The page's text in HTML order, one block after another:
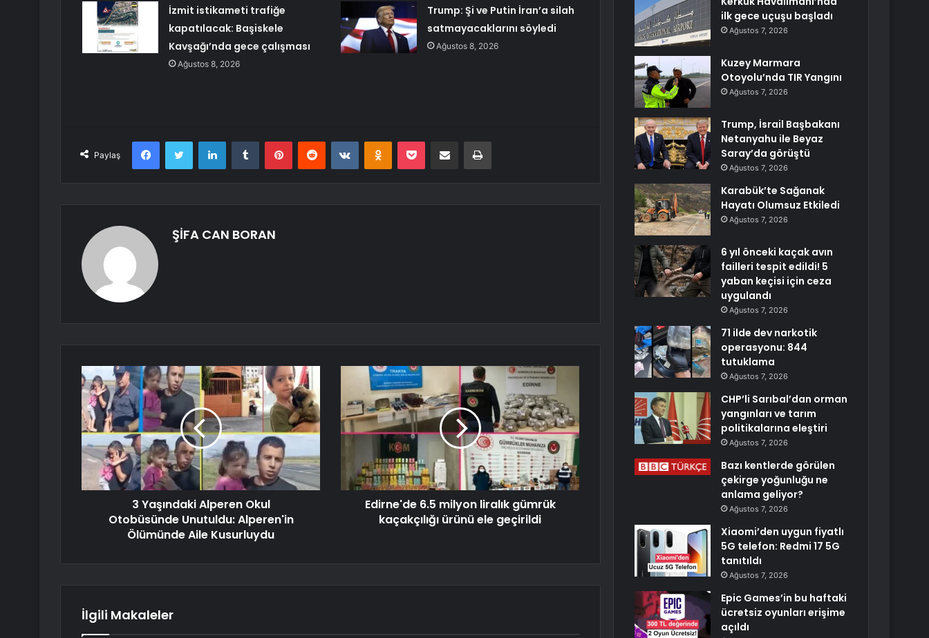
İzmit istikameti trafiğe
kapatılacak: Başiskele
Kavşağı’nda gece çalışması
Ağustos 8, 2026
Trump: Şi ve Putin İran’a silah
satmayacaklarını söyledi
Ağustos 8, 2026
Paylaş
FacebookTwitter LinkedInTumblr PinterestReddit VKontakteOdnoklassniki
Pocket E-Posta ile paylaş Yazdır
ŞİFA CAN BORAN
3 Yaşındaki Alperen Okul
Otobüsünde Unutuldu: Alperen'in
Ölümünde Aile Kusurluydu
Edirne'de 6.5 milyon liralık gümrük
kaçakçılığı ürünü ele geçirildi
İlgili Makaleler
ilk gece uçuşu başladı
Ağustos 7, 2026
Kuzey Marmara
Otoyolu’nda TIR Yangını
Ağustos 7, 2026
Trump, İsrail Başbakanı
Netanyahu ile Beyaz
Saray’da görüştü
Ağustos 7, 2026
Karabük’te Sağanak
Hayatı Olumsuz Etkiledi
Ağustos 7, 2026
6 yıl önceki kaçak avın
failleri tespit edildi! 5
yaban keçisi için ceza
uygulandı
Ağustos 7, 2026
71 ilde dev narkotik
operasyonu: 844
tutuklama
Ağustos 7, 2026
CHP’li Sarıbal’dan orman
yangınları ve tarım
politikalarına eleştiri
Ağustos 7, 2026
Bazı kentlerde görülen
çekirge yoğunluğu ne
anlama geliyor?
Ağustos 7, 2026
Xiaomi’den uygun fiyatlı
5G telefon: Redmi 17 5G
tanıtıldı
Ağustos 7, 2026
Epic Games’in bu haftaki
ücretsiz oyunları erişime
açıldı